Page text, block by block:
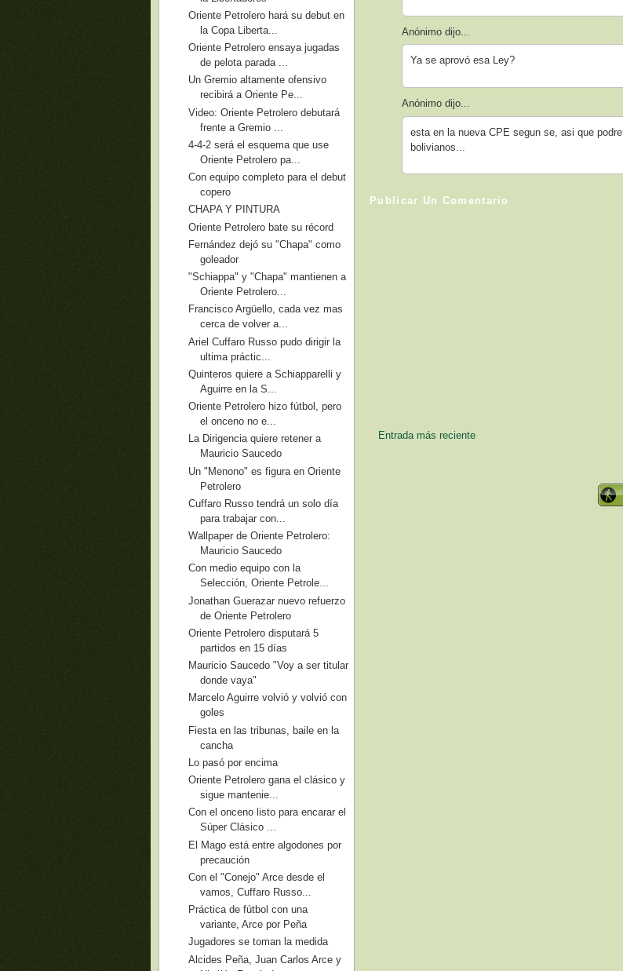
Anónimo dijo...
Ya se aprovó esa Ley?
Anónimo dijo...
esta en la nueva CPE segun se, asi que
bolivianos...
Publicar Un Comentario
Entrada más reciente
Oriente Petrolero hará su debut en
la Copa Liberta...
Oriente Petrolero ensaya jugadas
de pelota parada ...
Un Gremio altamente ofensivo
recibirá a Oriente Pe...
Video: Oriente Petrolero debutará
frente a Gremio ...
4-4-2 será el esquema que use
Oriente Petrolero pa...
Con equipo completo para el debut
copero
CHAPA Y PINTURA
Oriente Petrolero bate su récord
Fernández dejó su "Chapa" como
goleador
"Schiappa" y "Chapa" mantienen a
Oriente Petrolero...
Francisco Argüello, cada vez mas
cerca de volver a...
Ariel Cuffaro Russo pudo dirigir la
ultima práctic...
Quinteros quiere a Schiapparelli y
Aguirre en la S...
Oriente Petrolero hizo fútbol, pero
el onceno no e...
La Dirigencia quiere retener a
Mauricio Saucedo
Un "Menono" es figura en Oriente
Petrolero
Cuffaro Russo tendrá un solo día
para trabajar con...
Wallpaper de Oriente Petrolero:
Mauricio Saucedo
Con medio equipo con la
Selección, Oriente Petrole...
Jonathan Guerazar nuevo refuerzo
de Oriente Petrolero
Oriente Petrolero disputará 5
partidos en 15 días
Mauricio Saucedo "Voy a ser titular
donde vaya"
Marcelo Aguirre volvió y volvió con
goles
Fiesta en las tribunas, baile en la
cancha
Lo pasó por encima
Oriente Petrolero gana el clásico y
sigue mantenie...
Con el onceno listo para encarar el
Súper Clásico ...
El Mago está entre algodones por
precaución
Con el "Conejo" Arce desde el
vamos, Cuffaro Russo...
Práctica de fútbol con una
variante, Arce por Peña
Jugadores se toman la medida
Alcides Peña, Juan Carlos Arce y